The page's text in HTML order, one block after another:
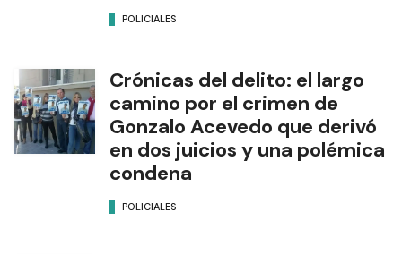
POLICIALES
Crónicas del delito: el largo
camino por el crimen de
Gonzalo Acevedo que derivó
en dos juicios y una polémica
condena
POLICIALES